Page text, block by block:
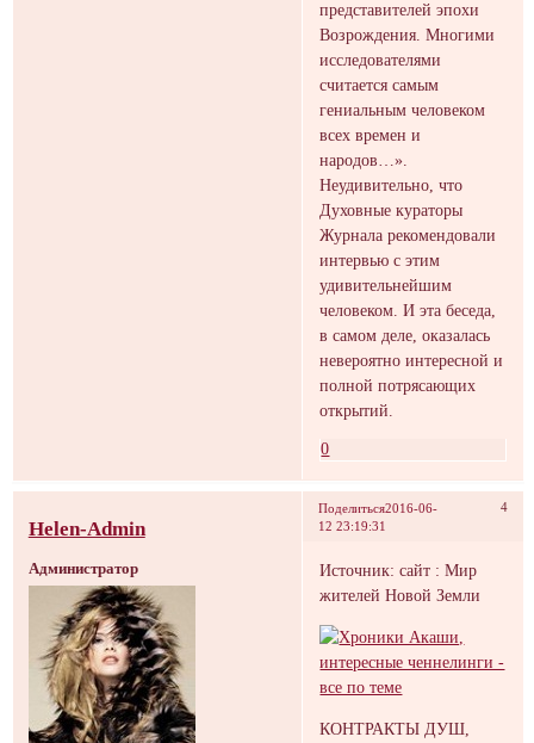
представителей эпохи
Возрождения. Многими
исследователями
считается самым
гениальным человеком
всех времен и
народов…».
Неудивительно, что
Духовные кураторы
Журнала рекомендовали
интервью с этим
удивительнейшим
человеком. И эта беседа,
в самом деле, оказалась
невероятно интересной и
полной потрясающих
открытий.
0
Поделиться 4
2016-06-
12 23:19:31
Helen-Admin
Администратор
Источник: сайт : Мир
жителей Новой Земли
КОНТРАКТЫ ДУШ,